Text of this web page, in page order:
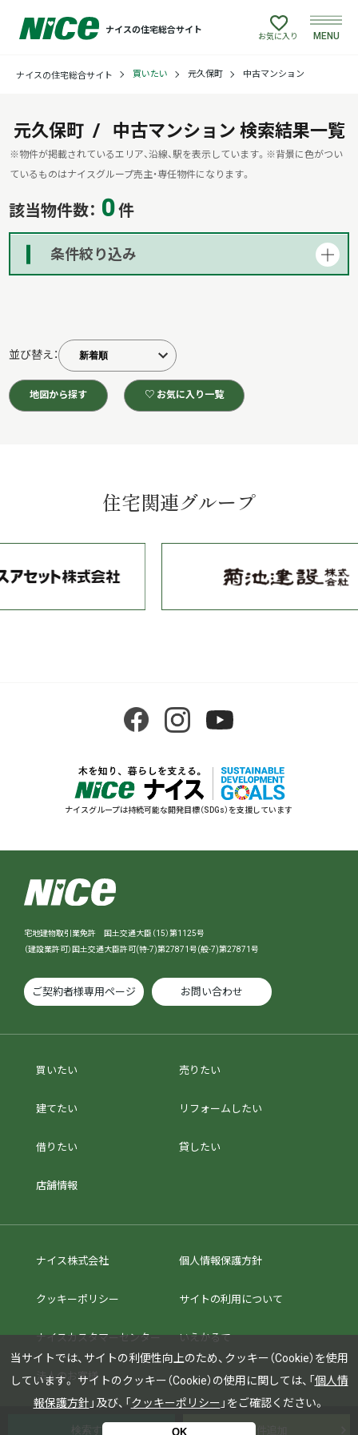
ナイスの住宅総合サイト
買いたい
売りたい
建てたい
店舗情報
お気に入り MENU
ナイスの住宅総合サイト 買いたい 元久保町 中古マンション
元久保町 中古マンション 検索結果一覧
※物件が掲載されているエリア、沿線、駅を表示しています。 ※背景に色がつい
ているものはナイスグループ売主・専任物件になります。
該当物件数： 0 件
条件絞り込み
並び替え：
地図から探す ♡ お気に入り一覧
住宅関連グループ
ナイスグループは持続可能な開発目標（SDGs）を支援しています
宅地建物取引業免許 国土交通大臣（15）第1125号
（建設業許可）国土交通大臣許可(特-7)第27871号(般-7)第27871号
ご契約者様専用ページ お問い合わせ
買いたい 売りたい
建てたい リフォームしたい
借りたい 貸したい
店舗情報
ナイス株式会社 個人情報保護方針
クッキーポリシー サイトの利用について
ナイスカスタマーセンター いえかるて
法人のお客様
当サイトでは、サイトの利便性向上のため、クッキー（Cookie）を使用
しています。
サイトのクッキー（Cookie）の使用に関しては、「 個人情
報保護方針 」及び、「 クッキーポリシー 」をご確認ください。
OK